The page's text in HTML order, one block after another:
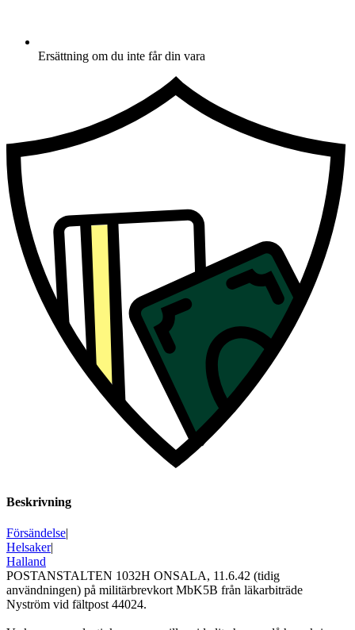
Ersättning om du inte får din vara
Beskrivning
Försändelse|
Helsaker|
Halland
POSTANSTALTEN 1032H ONSALA, 11.6.42 (tidig
användningen) på militärbrevkort MbK5B från läkarbiträde
Nyström vid fältpost 44024.